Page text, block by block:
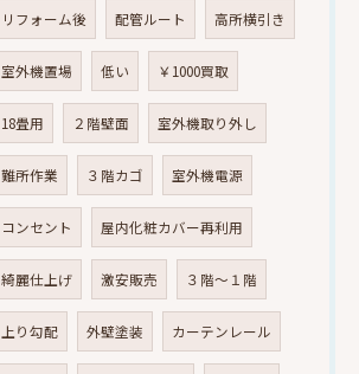
リフォーム後 配管ルート 高所横引き
室外機置場 低い ￥1000買取
18畳用 ２階壁面 室外機取り外し
難所作業 ３階カゴ 室外機電源
コンセント 屋内化粧カバー再利用
綺麗仕上げ 激安販売 ３階～１階
上り勾配 外壁塗装 カーテンレール